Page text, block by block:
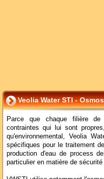
Veolia Water STI -
Parce que chaque filière de
contraintes qui lui sont
qu'environnemental, Veolia
spécifiques pour le traitement
production d'eau de process
particulier en matière de